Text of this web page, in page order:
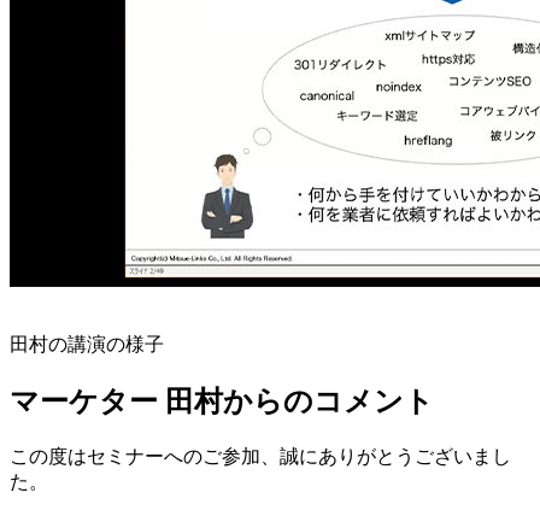
田村の講演の様子
マーケター 田村からのコメント
この度はセミナーへのご参加、誠にありがとうございまし
た。